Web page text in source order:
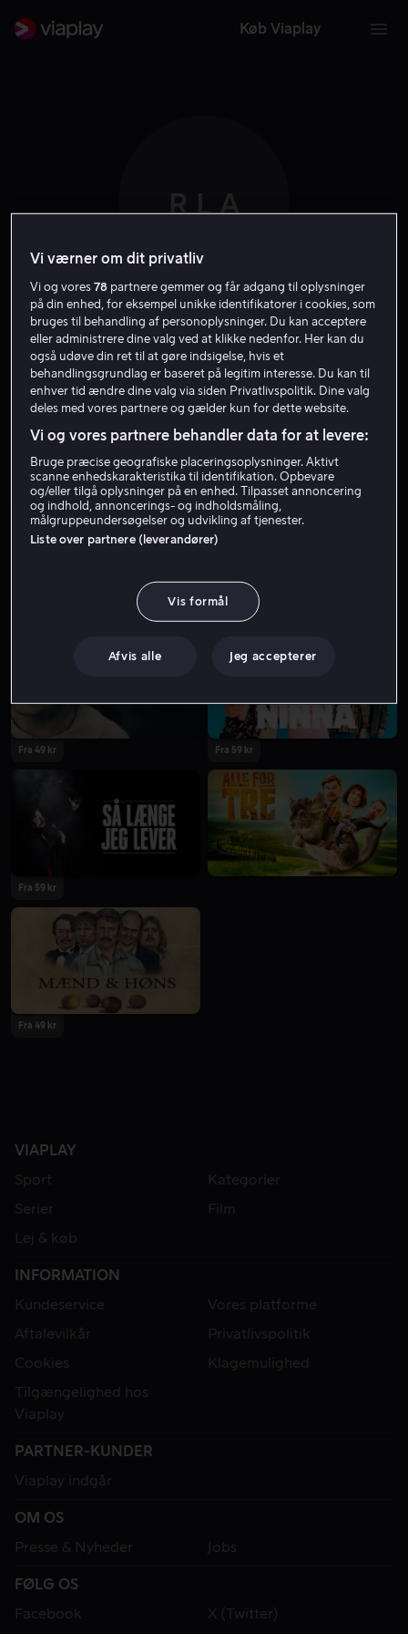
Køb Viaplay
R L A
Rikke Louise
Andersson
Skuespiller
Fra 49 kr Fra 59 kr
Fra 59 kr
Fra 49 kr
VIAPLAY
Sport
Kategorier
Serier
Film
Lej & køb
INFORMATION
Kundeservice
Vores platforme
Aftalevilkår
Privatlivspolitik
Cookies
Klagemulighed
Tilgængelighed hos
Viaplay
PARTNER-KUNDER
Viaplay indgår
OM OS
Presse & Nyheder
Jobs
FØLG OS
Facebook
X (Twitter)
Vi værner om dit privatliv
Vi og vores78 partnere gemmer og får adgang til oplysninger
på din enhed, for eksempel unikke identifikatorer i cookies, som
bruges til behandling af personoplysninger. Du kan acceptere
eller administrere dine valg ved at klikke nedenfor. Her kan du
også udøve din ret til at gøre indsigelse, hvis et
behandlingsgrundlag er baseret på legitim interesse. Du kan til
enhver tid ændre dine valg via siden Privatlivspolitik. Dine valg
deles med vores partnere og gælder kun for dette website.
Vi og vores partnere behandler data for at levere:
Bruge præcise geografiske placeringsoplysninger. Aktivt
scanne enhedskarakteristika til identifikation. Opbevare
og/eller tilgå oplysninger på en enhed. Tilpasset annoncering
og indhold, annoncerings- og indholdsmåling,
målgruppeundersøgelser og udvikling af tjenester.
Liste over partnere (leverandører)
Vis formål
Afvis alle Jeg accepterer